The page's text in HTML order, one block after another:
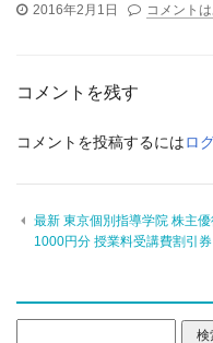
2016年2月1日 コメント
コメントを残す
コメントを投稿するにはロ
最新 東京個別指導学院 株主
1000円分 授業料受講費割引券